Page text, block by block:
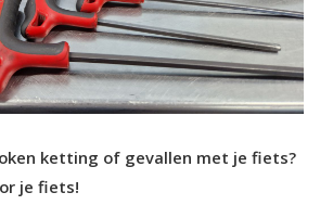
ketting of gevallen met je fiets?
je fiets!